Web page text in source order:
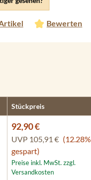
Bewerten
Stückpreis
92,90 €
UVP 105,91 € (12.28%
gespart)
Preise inkl. MwSt. zzgl.
Versandkosten